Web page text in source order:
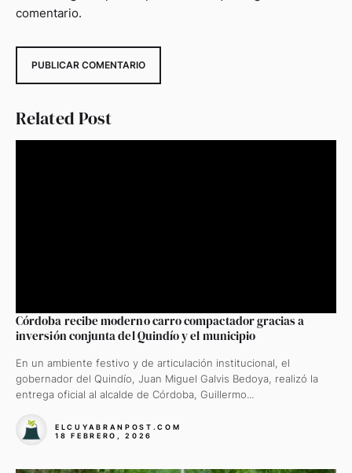
comentario.
Related Post
Córdoba recibe moderno carro compactador gracias a
inversión conjunta del Quindío y el municipio
En un ambiente festivo y de articulación institucional, el
gobernador del Quindío, Juan Miguel Galvis Bedoya, realizó la
entrega oficial al alcalde de Córdoba, Guillermo...
ELCUYABRANPOST.COM
18 FEBRERO, 2026